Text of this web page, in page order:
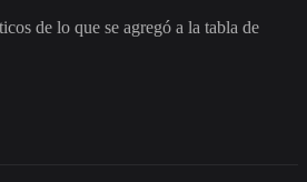
de lo que se agregó a la tabla de